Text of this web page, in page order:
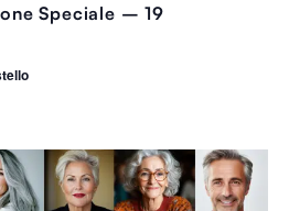
Speciale – 19